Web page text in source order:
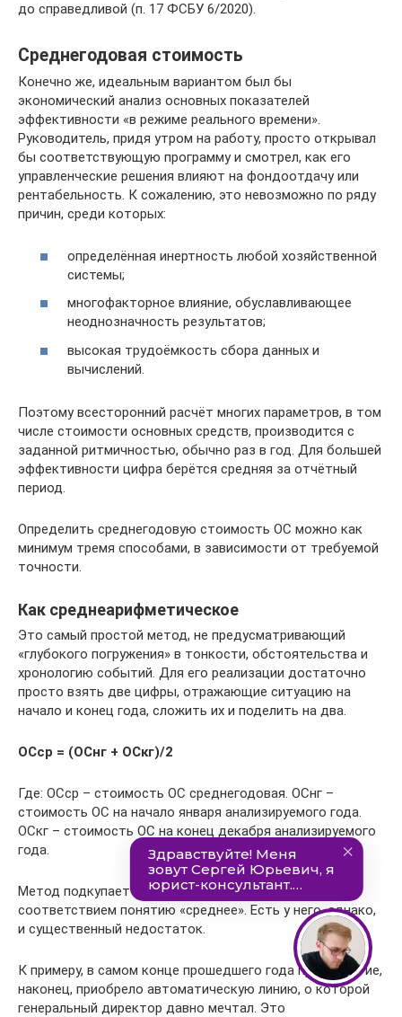
до справедливой (п. 17 ФСБУ 6/2020).
Среднегодовая стоимость
Конечно же, идеальным вариантом был бы
экономический анализ основных показателей
эффективности «в режиме реального времени».
Руководитель, придя утром на работу, просто открывал
бы соответствующую программу и смотрел, как его
управленческие решения влияют на фондоотдачу или
рентабельность. К сожалению, это невозможно по ряду
причин, среди которых:
определённая инертность любой хозяйственной
системы;
многофакторное влияние, обуславливающее
неоднозначность результатов;
высокая трудоёмкость сбора данных и
вычислений.
Поэтому всесторонний расчёт многих параметров, в том
числе стоимости основных средств, производится с
заданной ритмичностью, обычно раз в год. Для большей
эффективности цифра берётся средняя за отчётный
период.
Определить среднегодовую стоимость ОС можно как
минимум тремя способами, в зависимости от требуемой
точности.
Как среднеарифметическое
Это самый простой метод, не предусматривающий
«глубокого погружения» в тонкости, обстоятельства и
хронологию событий. Для его реализации достаточно
просто взять две цифры, отражающие ситуацию на
начало и конец года, сложить их и поделить на два.
ОСср = (ОСнг + ОСкг)/2
Где: ОСср – стоимость ОС среднегодовая. ОСнг –
стоимость ОС на начало января анализируемого года.
ОСкг – стоимость ОС на конец декабря анализируемого
года.
Метод подкупает своей простотой, понятностью и
соответствием понятию «среднее». Есть у него, однако,
и существенный недостаток.
К примеру, в самом конце прошедшего года предприятие,
наконец, приобрело автоматическую линию, о которой
генеральный директор давно мечтал. Это